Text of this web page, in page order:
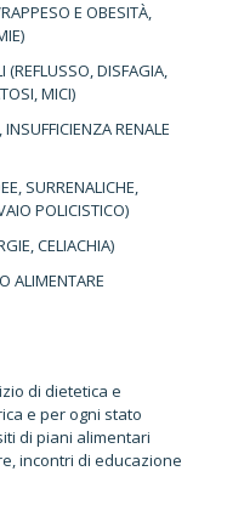
E OBESITÀ,
DISFAGIA,
MICI)
RENALE
SURRENALICHE,
POLICISTICO)
CELIACHIA)
ALIMENTARE
di dietetica e
e per ogni stato
di piani alimentari
incontri di educazione